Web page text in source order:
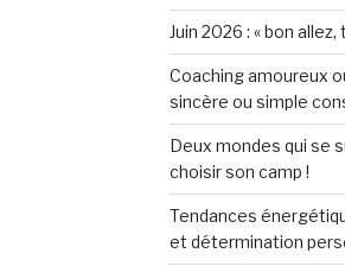
Juin 2026 : « bon allez,
Coaching amoureux
sincère ou simple
Deux mondes qui se
choisir son camp !
Tendances
et détermination